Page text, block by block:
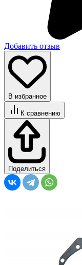
Добавить отзыв
В избранное
К сравнению
Поделиться